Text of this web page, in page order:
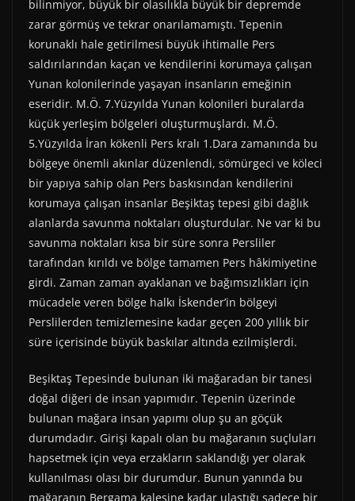
bilinmiyor, büyük bir olasılıkla büyük bir depremde
zarar görmüş ve tekrar onarılamamıştı. Tepenin
korunaklı hale getirilmesi büyük ihtimalle Pers
saldırılarından kaçan ve kendilerini korumaya çalışan
Yunan kolonilerinde yaşayan insanların emeğinin
eseridir. M.Ö. 7.Yüzyılda Yunan kolonileri buralarda
küçük yerleşim bölgeleri oluşturmuşlardı. M.Ö.
5.Yüzyılda İran kökenli Pers kralı 1.Dara zamanında bu
bölgeye önemli akınlar düzenlendi, sömürgeci ve köleci
bir yapıya sahip olan Pers baskısından kendilerini
korumaya çalışan insanlar Beşiktaş tepesi gibi dağlık
alanlarda savunma noktaları oluşturdular. Ne var ki bu
savunma noktaları kısa bir süre sonra Persliler
tarafından kırıldı ve bölge tamamen Pers hâkimiyetine
girdi. Zaman zaman ayaklanan ve bağımsızlıkları için
mücadele veren bölge halkı İskender’in bölgeyi
Perslilerden temizlemesine kadar geçen 200 yıllık bir
süre içerisinde büyük baskılar altında ezilmişlerdi.
Beşiktaş Tepesinde bulunan iki mağaradan bir tanesi
doğal diğeri de insan yapımıdır. Tepenin üzerinde
bulunan mağara insan yapımı olup şu an göçük
durumdadır. Girişi kapalı olan bu mağaranın suçluları
hapsetmek için veya erzakların saklandığı yer olarak
kullanılması olası bir durumdur. Bunun yanında bu
mağaranın Bergama kalesine kadar ulaştığı sadece bir